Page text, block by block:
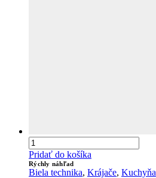
Pridať do košíka
Rýchly náhľad
Biela technika, Krájače, Kuchyňa